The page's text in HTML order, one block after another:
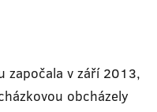
započala v září 2013,
obcházely